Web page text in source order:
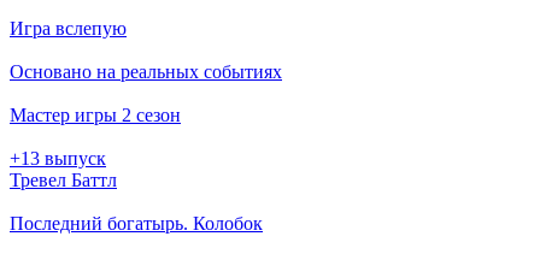
Игра вслепую
Основано на реальных событиях
Мастер игры 2 сезон
+13 выпуск
Тревел Баттл
Последний богатырь. Колобок